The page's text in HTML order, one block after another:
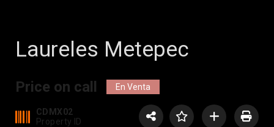
Laureles Metepec
Price on call En Venta
CDMX02
Property ID